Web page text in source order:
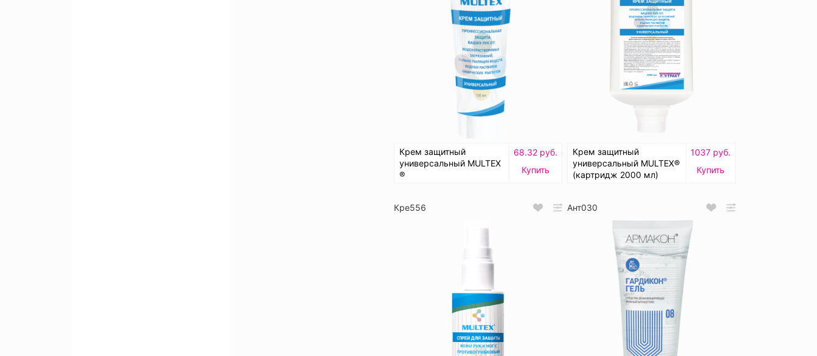
Крем защитный
универсальный MULTEX
®
68.32 руб.
Купить
Крем защитный
универсальный MULTEX®
(картридж 2000 мл)
1037 руб.
Купить
Кре556 Ант030